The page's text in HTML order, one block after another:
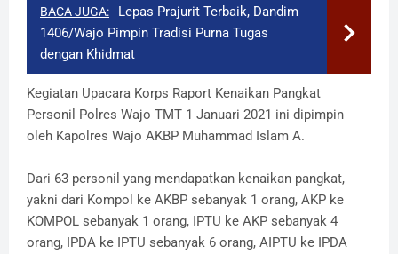
BACA JUGA:
Lepas Prajurit Terbaik, Dandim
1406/Wajo Pimpin Tradisi Purna Tugas
dengan Khidmat
Kegiatan Upacara Korps Raport Kenaikan Pangkat
Personil Polres Wajo TMT 1 Januari 2021 ini dipimpin
oleh Kapolres Wajo AKBP Muhammad Islam A.
Dari 63 personil yang mendapatkan kenaikan pangkat,
yakni dari Kompol ke AKBP sebanyak 1 orang, AKP ke
KOMPOL sebanyak 1 orang, IPTU ke AKP sebanyak 4
orang, IPDA ke IPTU sebanyak 6 orang, AIPTU ke IPDA